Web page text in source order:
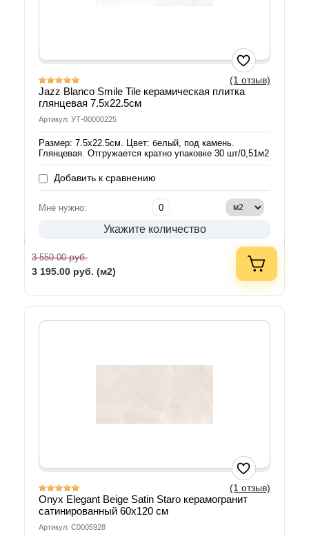
(1 отзыв)
Jazz Blanco Smile Tile керамическая плитка
глянцевая 7.5x22.5см
Артикул: УТ-00000225
Размер: 7.5x22.5см. Цвет: белый, под камень.
Глянцевая. Отгружается кратно упаковке 30 шт/0,51м2
Добавить к сравнению
Мне нужно:
Укажите количество
3 550.00руб.
3 195.00 руб. (м2)
(1 отзыв)
Onyx Elegant Beige Satin Staro керамогранит
сатинированный 60х120 см
Артикул: С0005928